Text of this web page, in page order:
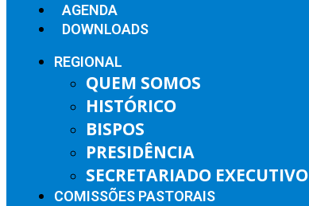
AGENDA
DOWNLOADS
REGIONAL
QUEM SOMOS
HISTÓRICO
BISPOS
PRESIDÊNCIA
SECRETARIADO EXECUTIVO
COMISSÕES PASTORAIS